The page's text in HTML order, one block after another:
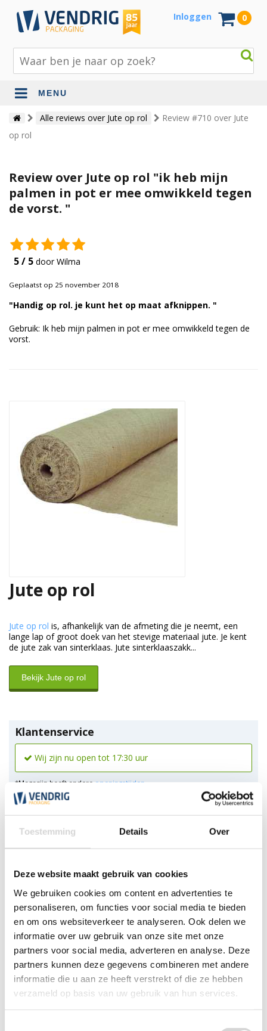
Toestemming Details Over
Deze website maakt gebruik van cookies
We gebruiken cookies om content en advertenties te
personaliseren, om functies voor social media te bieden
en om ons websiteverkeer te analyseren. Ook delen we
informatie over uw gebruik van onze site met onze
partners voor social media, adverteren en analyse. Deze
partners kunnen deze gegevens combineren met andere
informatie die u aan ze heeft verstrekt of die ze hebben
verzameld op basis van uw gebruik van hun services.
Inloggen 0
MENU
Beschermingsmateriaal
Bouw- en tuinmaterialen
Jute en lopers
Papier en karton
Verhuismaterialen
Bedrukte verpakkingen
Alle reviews over Jute op rol
Review #710 over Jute
op rol
Review over Jute op rol "ik heb mijn
palmen in pot er mee omwikkeld tegen
de vorst. "
5 / 5 door Wilma
Geplaatst op 25 november 2018
"Handig op rol. je kunt het op maat afknippen. "
Gebruik: Ik heb mijn palmen in pot er mee omwikkeld tegen de
vorst.
Jute op rol
Jute op rol is, afhankelijk van de afmeting die je neemt, een
lange lap of groot doek van het stevige materiaal jute. Je kent
de jute zak van sinterklaas. Jute sinterklaaszakk...
Bekijk Jute op rol
Klantenservice
Wij zijn nu open tot 17:30 uur
*Magazijn heeft andereopeningstijden.
Chat
Offerte aanvragen Vraag een speciale prijs op bij ons, wij
kijken naar de mogelijkheden.